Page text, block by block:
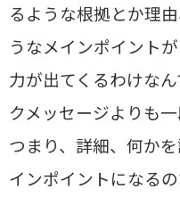
るような根拠とか理
うなメインポイント
力が出てくるわけな
クメッセージよりも
つまり、詳細、何か
インポイントになる